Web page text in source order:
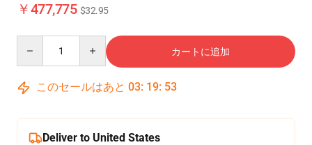
￥477,775 $32.95
カートに追加
このセールはあと 03: 19: 52
Deliver to United States